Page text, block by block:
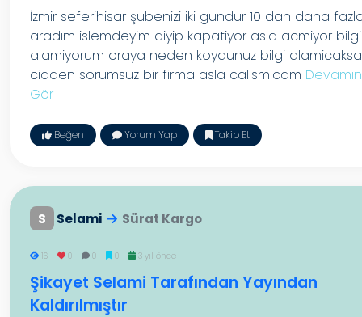
İzmir seferihisar şubenizi iki gundur 10 dan daha
aradım islemdeyim diyip kapatiyor asla acmiyor bilgi
alamiyorum oraya neden koydunuz bilgi
cidden sorumsuz bir firma asla calismicam
Gör
Beğen Yorum Yap Takip Et
S Selami Sürat Kargo
16 0 0 0 3 yıl önce
Şikayet Selami Tarafından Yayından
Kaldırılmıştır